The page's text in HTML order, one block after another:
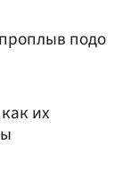
подо
их